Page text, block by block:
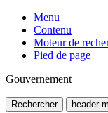
Menu
Contenu
Moteur de
Pied de page
Gouvernement
Rechercher header